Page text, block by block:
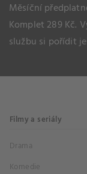
Měsíční
Komplet 289 Kč.
službu si pořídit
Filmy a seriály
Drama
Komedie